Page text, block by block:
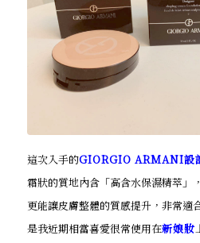
這次入手的GIORGIO ARMANI設
霜狀的質地內含「高含水保濕精萃」
更能讓皮膚整體的質感提升，非常適
是我近期相當喜愛很常使用在新娘妝